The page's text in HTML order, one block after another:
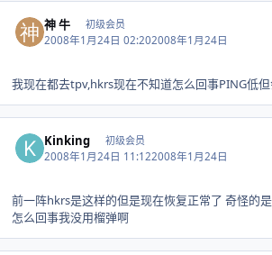
神 牛 初级会员
2008年1月24日 02:202008年1月24日
我现在都去tpv,hkrs现在不知道怎么回事PING低
Kinking 初级会员
2008年1月24日 11:122008年1月24日
前一阵hkrs是这样的但是现在恢复正常了 奇怪的
怎么回事我没用榴弹啊